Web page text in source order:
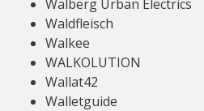
Walberg Urban Electrics
Waldfleisch
Walkee
WALKOLUTION
Wallat42
Walletguide